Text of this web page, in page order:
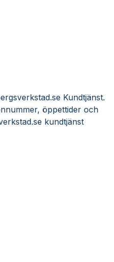
Kundtjänst.
öppettider och
kundtjänst